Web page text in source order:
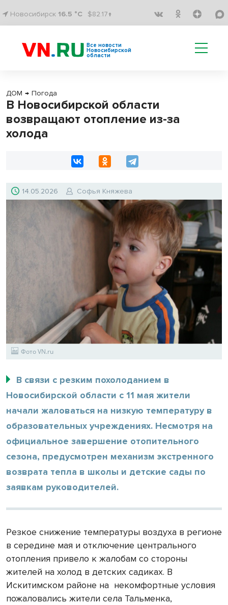
Новосибирск 16.5 °C $82.17↑
Все новости
Новосибирской
области
ДОМ → Погода
В Новосибирской области
возвращают отопление из-за
холода
14.05.2026 Софья Княжева
Фото VN.ru
В связи с резким похолоданием в
Новосибирской области с 11 мая жители
начали жаловаться на низкую температуру в
образовательных учреждениях. Несмотря на
официальное завершение отопительного
сезона, предусмотрен механизм экстренного
возврата тепла в школы и детские сады по
заявкам руководителей.
Резкое снижение температуры воздуха в регионе
в середине мая и отключение центрального
отопления привело к жалобам со стороны
жителей на холод в детских садиках. В
Искитимском районе на некомфортные условия
пожаловались жители села Тальменка,